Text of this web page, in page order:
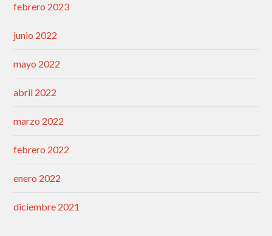
febrero 2023
junio 2022
mayo 2022
abril 2022
marzo 2022
febrero 2022
enero 2022
diciembre 2021